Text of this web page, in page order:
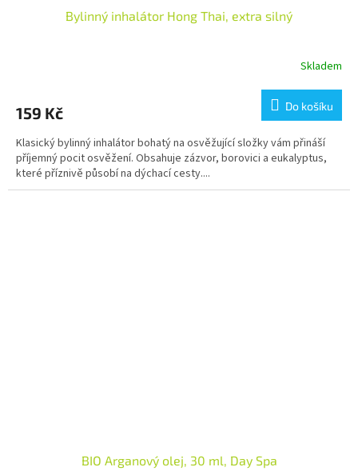
Bylinný inhalátor Hong Thai, extra silný
je
z
5
hvězdiček.
Skladem
159 Kč Do košíku
Klasický bylinný inhalátor bohatý na osvěžující složky vám přináší
příjemný pocit osvěžení. Obsahuje zázvor, borovici a eukalyptus,
které příznivě působí na dýchací cesty....
BIO Arganový olej, 30 ml, Day Spa